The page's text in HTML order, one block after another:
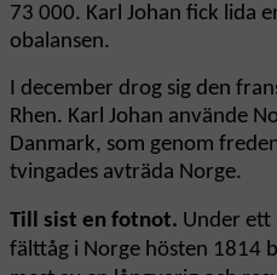
73 000. Karl Johan fick lida
obalansen.
I december drog sig den
Rhen. Karl Johan använde
Danmark, som genom
tvingades avträda Norge.
Till sist en fotnot. Under
fälttåg i Norge hösten 1814